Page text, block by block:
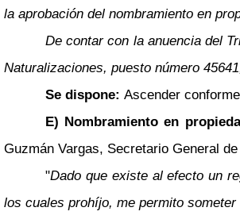
la aprobación del nombramiento en
De contar con la anuencia del
Naturalizaciones, puesto número
Se dispone: Ascender
E) Nombramiento en
Guzmán Vargas, Secretario General
"Dado que existe al efecto un
los cuales prohíjo, me permito